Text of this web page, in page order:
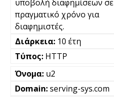
υποβολή διαφημίσεων σε
πραγματικό χρόνο για
διαφημιστές.
10 έτη
HTTP
u2
serving-sys.com